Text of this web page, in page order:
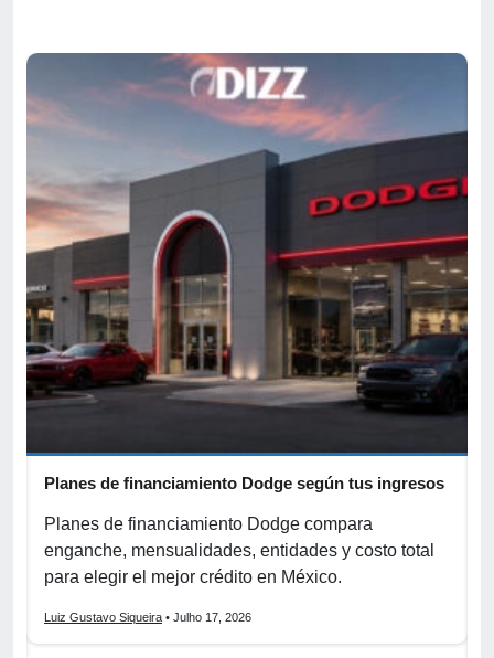
Planes de financiamiento Dodge según tus ingresos
Planes de financiamiento Dodge compara
enganche, mensualidades, entidades y costo total
para elegir el mejor crédito en México.
Luiz Gustavo Siqueira • Julho 17, 2026